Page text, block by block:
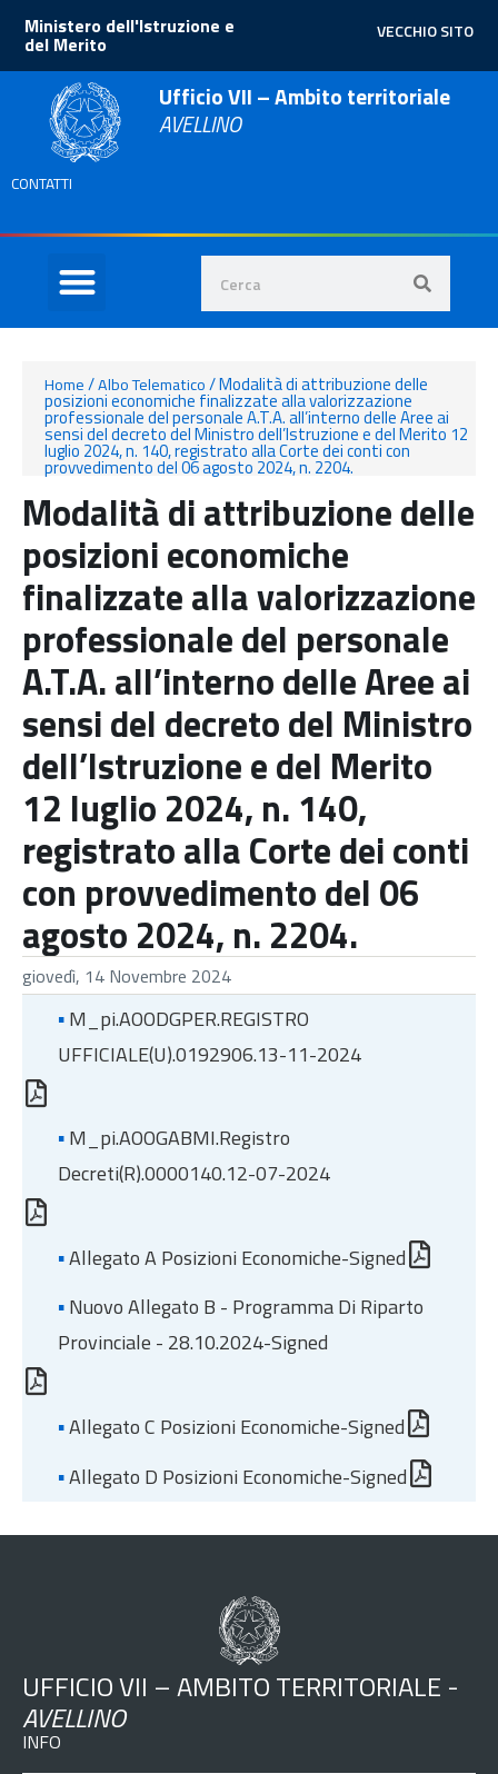
VECCHIO SITO
Ministero dell'Istruzione e
del Merito
Ufficio VII – Ambito territoriale
AVELLINO
CONTATTI
Home/Albo Telematico/Modalità di attribuzione delle
posizioni economiche finalizzate alla valorizzazione
professionale del personale A.T.A. all’interno delle Aree ai
sensi del decreto del Ministro dell’Istruzione e del Merito 12
luglio 2024, n. 140, registrato alla Corte dei conti con
provvedimento del 06 agosto 2024, n. 2204.
Modalità di attribuzione delle
posizioni economiche
finalizzate alla valorizzazione
professionale del personale
A.T.A. all’interno delle Aree ai
sensi del decreto del Ministro
dell’Istruzione e del Merito
12 luglio 2024, n. 140,
registrato alla Corte dei conti
con provvedimento del 06
agosto 2024, n. 2204.
giovedì, 14 Novembre 2024
▪M_pi.AOODGPER.REGISTRO
UFFICIALE(U).0192906.13-11-2024
▪M_pi.AOOGABMI.Registro
Decreti(R).0000140.12-07-2024
▪Allegato A Posizioni Economiche-Signed
▪Nuovo Allegato B - Programma Di Riparto
Provinciale - 28.10.2024-Signed
▪Allegato C Posizioni Economiche-Signed
▪Allegato D Posizioni Economiche-Signed
UFFICIO VII – AMBITO TERRITORIALE -
AVELLINO
INFO